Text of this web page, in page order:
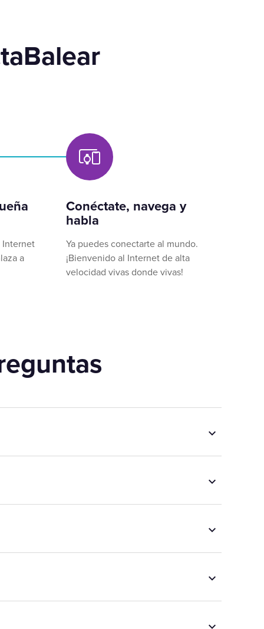
Internet
a
Conéctate, navega y
habla
Ya puedes conectarte al mundo.
¡Bienvenido al Internet de alta
velocidad vivas donde vivas!